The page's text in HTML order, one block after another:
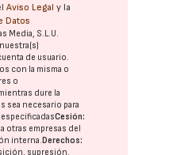
Aviso Legal y la
Datos
Media, S.L.U.
de usuario.
con la misma o
o
dure la
sea necesario para
especificadasCesión:
otras empresas del
interna.Derechos:
supresión,